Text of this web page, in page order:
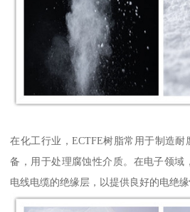
在化工行业，ECTFE树脂常用于制造
备，用于处理腐蚀性介质。在电子领域
电线电缆的绝缘层，以提供良好的电绝缘